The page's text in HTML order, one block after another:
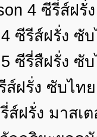
4 ซีรี่ส์ฝ
ซีรีส์ฝรั่ง
ซีรี่สืฝรั่ง ซั
ส์ฝรั่ง ซับไท
ส์ฝรั่ง มาส